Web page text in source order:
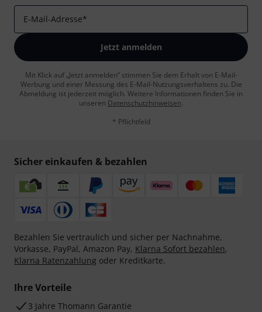
E-Mail-Adresse*
Jetzt anmelden
Mit Klick auf „Jetzt anmelden“ stimmen Sie dem Erhalt von E-Mail-
Werbung und einer Messung des E-Mail-Nutzungsverhaltens zu. Die
Abmeldung ist jederzeit möglich. Weitere Informationen finden Sie in
unseren Datenschutzhinweisen.
* Pflichtfeld
Sicher einkaufen & bezahlen
Bezahlen Sie vertraulich und sicher per Nachnahme,
Vorkasse, PayPal, Amazon Pay, Klarna Sofort bezahlen,
Klarna Ratenzahlung oder Kreditkarte.
Ihre Vorteile
3 Jahre Thomann Garantie